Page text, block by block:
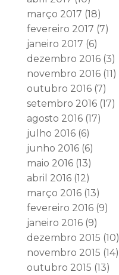
março 2017 (18)
fevereiro 2017 (7)
janeiro 2017 (6)
dezembro 2016(3)
novembro 2016(11)
outubro 2016(7)
setembro 2016(17)
agosto 2016(17)
julho 2016(6)
junho 2016(6)
maio 2016(13)
abril 2016(12)
março 2016(13)
fevereiro 2016(9)
janeiro 2016(9)
dezembro 2015 (10)
novembro 2015 (14)
outubro 2015 (13)